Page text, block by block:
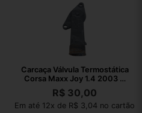
Carcaça Válvula Termostática
Corsa Maxx Joy 1.4 2003 A
2010
R$ 30,00
Em até 12x de R$ 3,04 no cartão